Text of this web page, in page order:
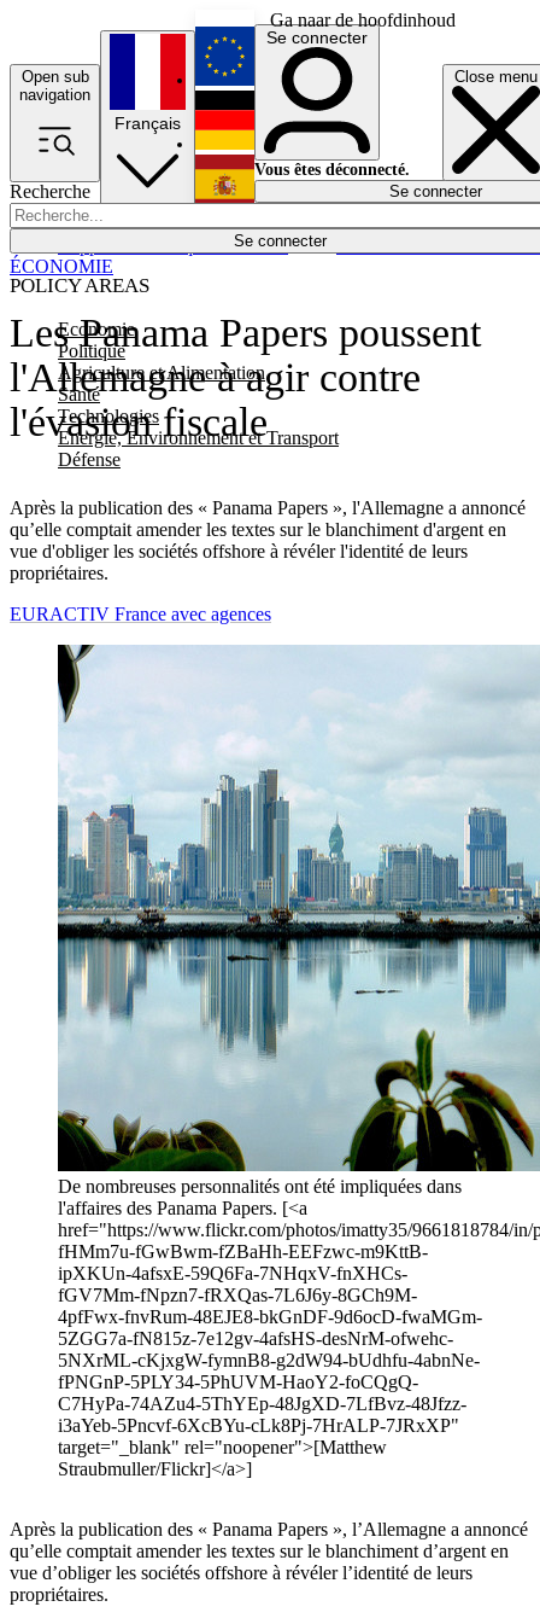
Ga naar de hoofdinhoud
Open sub
navigation
Close menu
Recherche
Se connecter
POLICY AREAS
Economie
Politique
Agriculture et Alimentation
Santé
Technologies
Energie, Environnement et Transport
Défense
Économie
Français
English
Deutsch
Español
Se connecter
Vous êtes déconnecté.
Se connecter
Les Panama Papers poussent
l'Allemagne à agir contre
l'évasion fiscale
Après la publication des « Panama Papers », l'Allemagne a annoncé
qu’elle comptait amender les textes sur le blanchiment d'argent en
vue d'obliger les sociétés offshore à révéler l'identité de leurs
propriétaires.
ÉCONOMIE
EURACTIV France avec agences
De nombreuses personnalités ont été impliquées dans
l'affaires des Panama Papers. [<a
href="https://www.flickr.com/photos/imatty35/9661818784/in/
fHMm7u-fGwBwm-fZBaHh-EEFzwc-m9KttB-
ipXKUn-4afsxE-59Q6Fa-7NHqxV-fnXHCs-
fGV7Mm-fNpzn7-fRXQas-7L6J6y-8GCh9M-
4pfFwx-fnvRum-48EJE8-bkGnDF-9d6ocD-fwaMGm-
5ZGG7a-fN815z-7e12gv-4afsHS-desNrM-ofwehc-
5NXrML-cKjxgW-fymnB8-g2dW94-bUdhfu-4abnNe-
fPNGnP-5PLY34-5PhUVM-HaoY2-foCQgQ-
C7HyPa-74AZu4-5ThYEp-48JgXD-7LfBvz-48Jfzz-
i3aYeb-5Pncvf-6XcBYu-cLk8Pj-7HrALP-7JRxXP"
target="_blank" rel="noopener">[Matthew
Straubmuller/Flickr]</a>]
Après la publication des « Panama Papers », l’Allemagne a annoncé
qu’elle comptait amender les textes sur le blanchiment d’argent en
vue d’obliger les sociétés offshore à révéler l’identité de leurs
propriétaires.